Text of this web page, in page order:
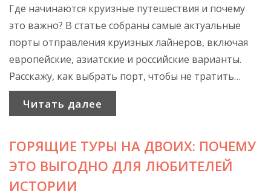
Где начинаются круизные путешествия и почему
это важно? В статье собраны самые актуальные
порты отправления круизных лайнеров, включая
европейские, азиатские и российские варианты.
Расскажу, как выбрать порт, чтобы не тратить
лишнее время и деньги, и какие направления
пользуются спросом в 2025 году. Особое внимание
въезда в порт. Если вы планируете круиз впервые
или уже не раз были на борту, найдете для себя
немало нового.
Читать далее
ГОРЯЩИЕ ТУРЫ НА ДВОИХ: ПОЧЕМУ
ЭТО ВЫГОДНО ДЛЯ ЛЮБИТЕЛЕЙ
ИСТОРИИ